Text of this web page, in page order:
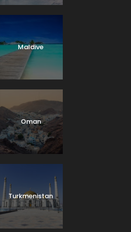
Maldive
Oman
Turkmenistan